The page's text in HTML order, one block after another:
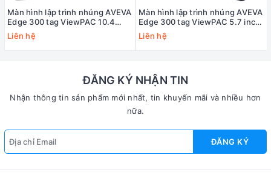
Màn hình lập trình nhúng AVEVA
Edge 300 tag ViewPAC 10.4
inch CPU Cortex-A8 + WinCE
7.0 ICP DAS AEV-4231-CE7 CR
Liên hệ
Màn hình lập trình nhúng AVEVA
Edge 300 tag ViewPAC 5.7 inch
CPU Cortex-A8 + WinCE 7.0 ICP
DAS AEV-1231-CE7 CR
Liên hệ
ĐĂNG KÝ NHẬN TIN
Nhận thông tin sản phẩm mới nhất, tin khuyến mãi và nhiều hơn
nữa.
ĐĂNG KÝ